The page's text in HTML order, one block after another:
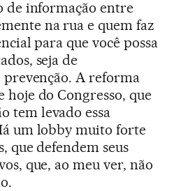
de informação entre
na rua e quem faz
para que você possa
seja de
prevenção. A reforma
hoje do Congresso, que
tem levado essa
um lobby muito forte
que defendem seus
que, ao meu ver, não